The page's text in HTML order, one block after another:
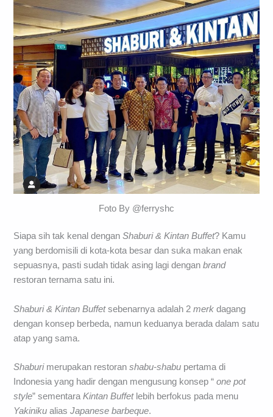
Foto By @ferryshc
Siapa sih tak kenal denganShaburi & Kintan Buffet? Kamu
yang berdomisili di kota-kota besar dan suka makan enak
sepuasnya, pasti sudah tidak asing lagi denganbrand
restoran ternama satu ini.
Shaburi & Kintan Buffetsebenarnya adalah 2merk dagang
dengan konsep berbeda, namun keduanya berada dalam satu
atap yang sama.
Shaburimerupakan restoranshabu-shabu pertama di
Indonesia yang hadir dengan mengusung konsep “one pot
style” sementaraKintan Buffetlebih berfokus pada menu
Yakiniku aliasJapanese barbeque.